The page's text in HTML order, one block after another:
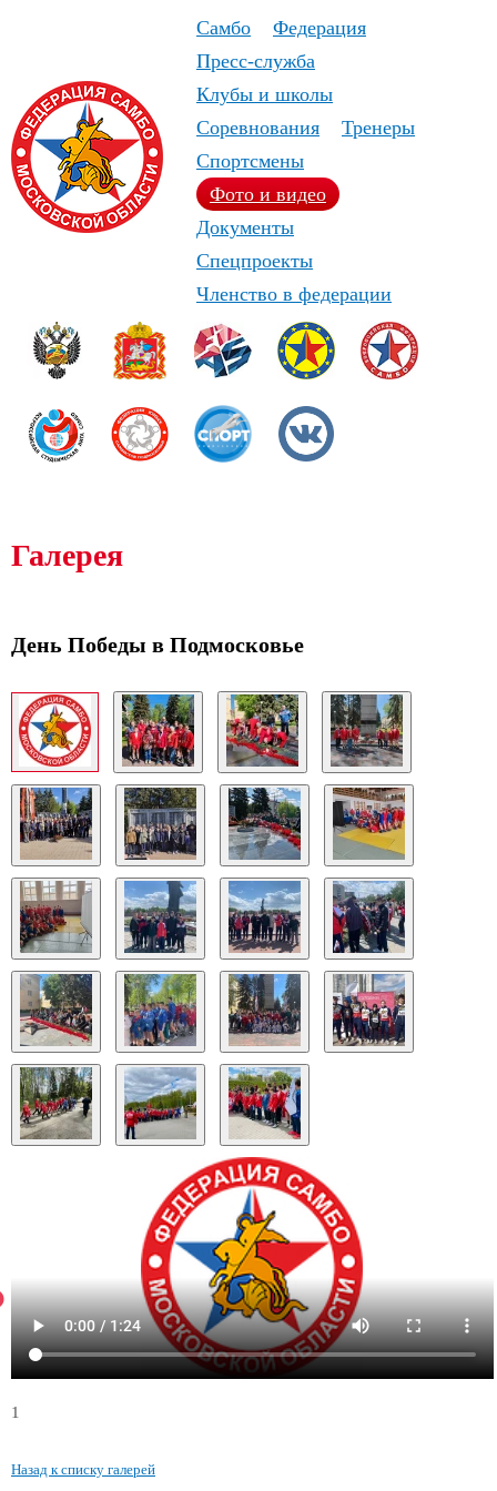
Самбо
Федерация
Пресс-служба
Клубы и школы
Соревнования
Тренеры
Спортсмены
Фото и видео
Документы
Спецпроекты
Членство в федерации
Галерея
День Победы в Подмосковье
1
Назад к списку галерей